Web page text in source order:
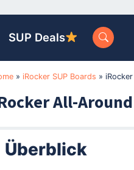
SUP Deals
» iRocker SUP Boards »
All-
Überblick